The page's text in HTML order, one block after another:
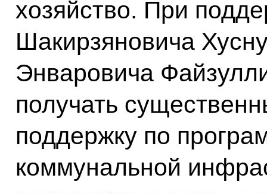
хозяйство. При
Шакирзяновича
Энваровича
получать
поддержку по
коммунальной